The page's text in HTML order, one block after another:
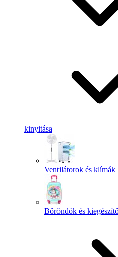
kinyitása
Ventilátorok és klímák
Bőröndök és